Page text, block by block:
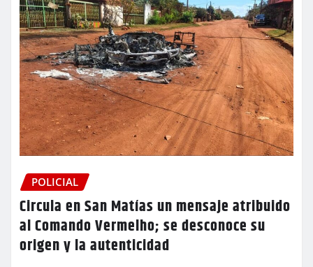
POLICIAL
Circula en San Matías un mensaje atribuido
al Comando Vermelho; se desconoce su
origen y la autenticidad